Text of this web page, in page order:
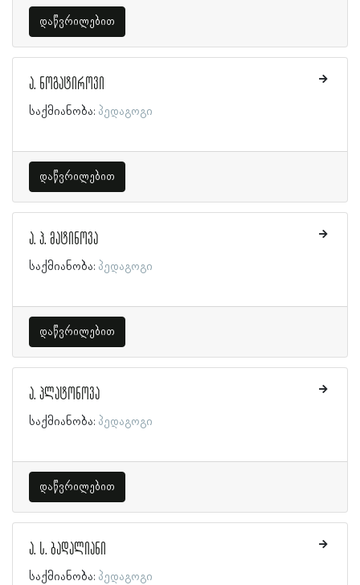
დაწვრილებით
ა. ნოგატიროვი
საქმიანობა: პედაგოგი
დაწვრილებით
ა. პ. მატინოვა
საქმიანობა: პედაგოგი
დაწვრილებით
ა. პლატონოვა
საქმიანობა: პედაგოგი
დაწვრილებით
ა. ს. ბადალიანი
საქმიანობა: პედაგოგი